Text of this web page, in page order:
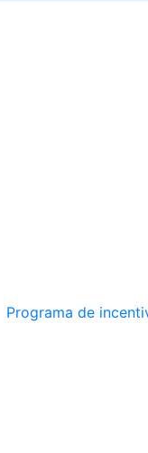
Programa de